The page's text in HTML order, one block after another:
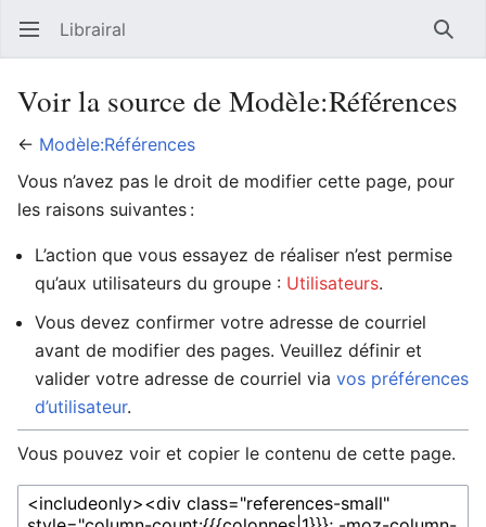
Ouvrir le menu principal Librairal
Voir la source de Modèle:Références
← Modèle:Références
Vous n’avez pas le droit de modifier cette page, pour
les raisons suivantes :
L’action que vous essayez de réaliser n’est permise
qu’aux utilisateurs du groupe : Utilisateurs.
Vous devez confirmer votre adresse de courriel
avant de modifier des pages. Veuillez définir et
valider votre adresse de courriel via vos préférences
d’utilisateur.
Vous pouvez voir et copier le contenu de cette page.